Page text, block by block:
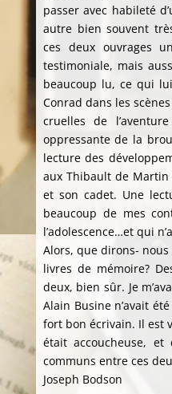
passer avec habileté
autre bien souvent
ces deux ouvrages
testimoniale, mais
beaucoup lu, ce qui
Conrad dans les
cruelles de
oppressante de la
lecture des
aux Thibault de
et son cadet. Une
beaucoup de mes
l’adolescence…et qui
Alors, que dirons- nous
livres de mémoire?
deux, bien sûr. Je
Alain Busine n’avait
fort bon écrivain. Il est
était accoucheuse,
communs entre ces
Joseph Bodson